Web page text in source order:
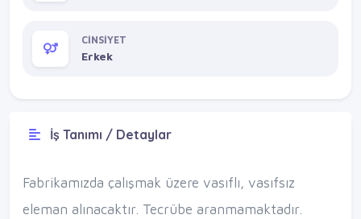
CİNSİYET
Erkek
İş Tanımı / Detaylar
​Fabrikamızda çalışmak üzere vasıflı, vasıfsız
eleman alınacaktır. Tecrübe aranmamaktadır.